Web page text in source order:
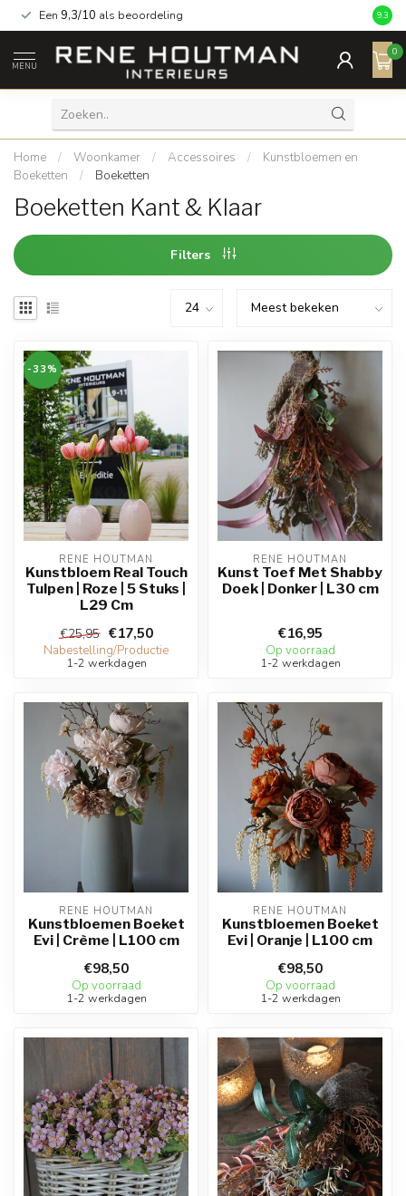
Een 9,3/10 als beoordeling 9.3
MENU
0
Home / Woonkamer / Accessoires /
Kunstbloemen en
Boeketten
/ Boeketten
Boeketten Kant & Klaar
Filters
-33%
RENE HOUTMAN
Kunstbloem Real Touch
Tulpen | Roze | 5 Stuks |
L29 Cm
€25,95 €17,50
Nabestelling/Productie
1-2 werkdagen
RENE HOUTMAN
Kunst Toef Met Shabby
Doek | Donker | L30 cm
€16,95
Op voorraad
1-2 werkdagen
RENE HOUTMAN
Kunstbloemen Boeket
Evi | Crème | L100 cm
€98,50
Op voorraad
1-2 werkdagen
RENE HOUTMAN
Kunstbloemen Boeket
Evi | Oranje | L100 cm
€98,50
Op voorraad
1-2 werkdagen